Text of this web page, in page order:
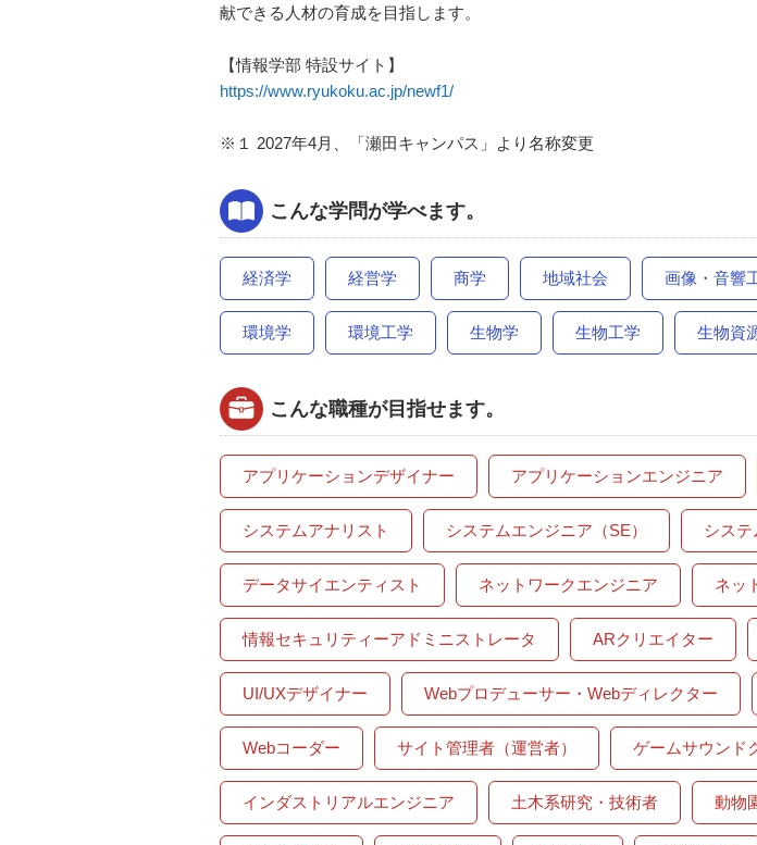
献できる人材の育成を目指します。
【情報学部 特設サイト】
https://www.ryukoku.ac.jp/newf1/
※１ 2027年4月、「瀬田キャンパス」より名称変更
こんな学問が学べます。
経済学 経営学 商学 地域社会 画像・音響
環境学 環境工学 生物学 生物工学 生物資
こんな職種が目指せます。
アプリケーションデザイナー アプリケーションエンジニア
システムアナリスト システムエンジニア（SE） システ
データサイエンティスト ネットワークエンジニア ネッ
情報セキュリティーアドミニストレータ ARクリエイター
UI/UXデザイナー Webプロデューサー・Webディレクター
Webコーダー サイト管理者（運営者） ゲームサウンド
インダストリアルエンジニア 土木系研究・技術者 動物